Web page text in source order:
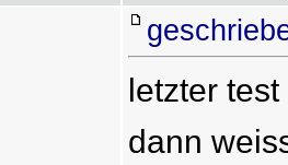
letzter
dann